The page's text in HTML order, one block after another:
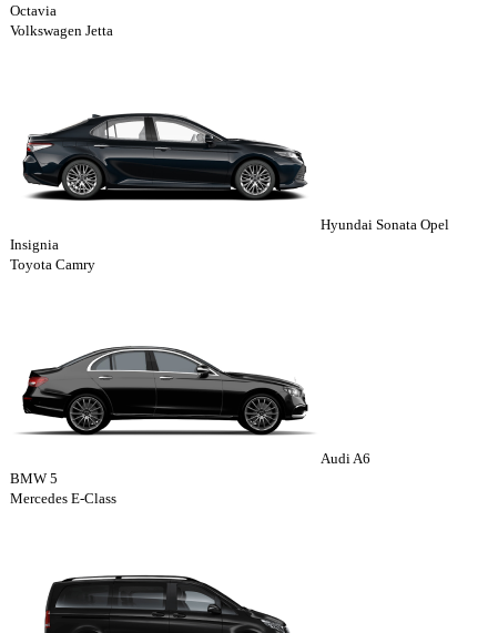
Octavia
Volkswagen Jetta
Hyundai Sonata Opel
Insignia
Toyota Camry
Audi A6
BMW 5
Mercedes E-Class